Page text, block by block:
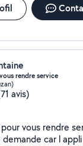
rendre service
avis)
rendre service je
car l